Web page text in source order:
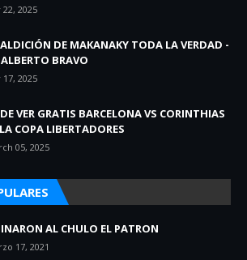
22, 2025
DE MAKANAKY TODA LA VERDAD -
BRAVO
17, 2025
VER GRATIS BARCELONA VS CORINTHIAS
COPA LIBERTADORES
05, 2025
AL CHULO EL PATRON
17, 2021